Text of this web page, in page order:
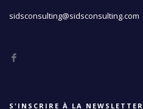
sidsconsulting@sidsconsulting.com
S'INSCRIRE À LA NEWSLETTER